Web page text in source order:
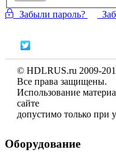
Забыли пароль?
© HDLRUS.ru 2009-
Все права защищены.
Использование
сайте
допустимо только при
Оборудование